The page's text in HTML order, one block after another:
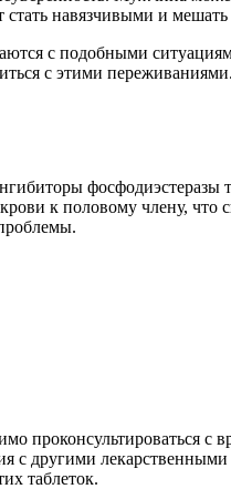
навязчивыми и
с подобными
с этими
к половому члену,
проконсультироваться
с другими
таблеток.